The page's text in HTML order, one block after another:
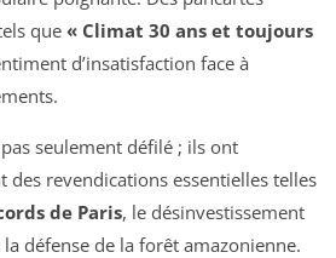
que « Climat 30 ans et toujours
d’insatisfaction face à
seulement défilé ; ils ont
des revendications essentielles telles
de Paris, le désinvestissement
la défense de la forêt amazonienne.